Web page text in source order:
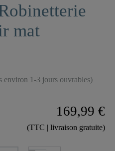
mat
environ 1-3 jours ouvrables)
169,99 €
(TTC | livraison gratuite)